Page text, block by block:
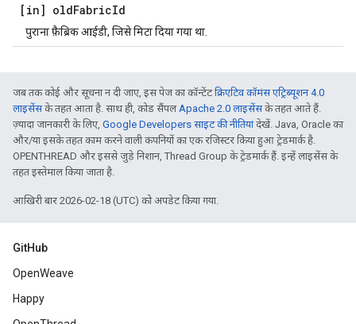
[in] oldFabricId
पुराना फ़ैब्रिक आईडी, जिसे मिटा दिया गया था.
जब तक कोई और सूचना न दी जाए, इस पेज का कॉन्टेंटक्रिएटिव कॉमंस एट्रिब्यूशन 4.0
लाइसेंसके तहत आता है. साथ ही, कोड सैंपलApache 2.0 लाइसेंसके तहत आते हैं.
ज़्यादा जानकारी के लिए, Google Developers साइट की नीतियांदेखें. Java, Oracle का
और/या इसके तहत काम करने वाली कंपनियों का एक रजिस्टर किया हुआ ट्रेडमार्क है.
OPENTHREAD और इससे जुड़े निशान, Thread Group के ट्रेडमार्क हैं. इन्हें लाइसेंस के
तहत इस्तेमाल किया जाता है.
आखिरी बार 2026-02-18 (UTC) को अपडेट किया गया.
GitHub
OpenWeave
Happy